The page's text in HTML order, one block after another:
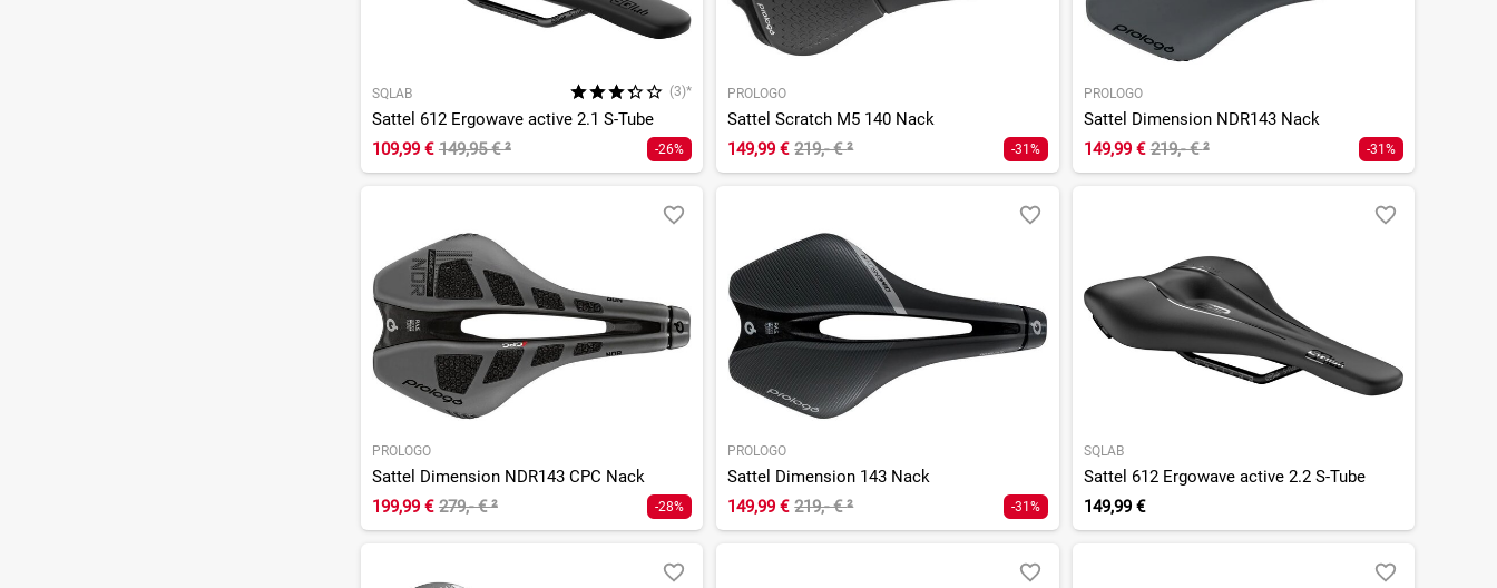
SQLAB (3)*
Sattel 612 Ergowave active 2.1 S-Tube
109,99 € 149,95 €² -26%
PROLOGO
Sattel Scratch M5 140 Nack
149,99 € 219,- €² -31%
PROLOGO
Sattel Dimension NDR143 Nack
149,99 € 219,- €² -31%
PROLOGO
Sattel Dimension NDR143 CPC Nack
199,99 € 279,- €² -28%
PROLOGO
Sattel Dimension 143 Nack
149,99 € 219,- €² -31%
SQLAB
Sattel 612 Ergowave active 2.2 S-Tube
149,99 €